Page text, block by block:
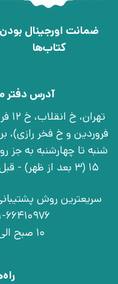
ضمانت اورجینال بودن
کتاب‌ها
آدرس دفتر
15 (3 بعد از ظهر) - قبل از تشریف آوردن تماس بگیرید
سریعترین روش
021-66410976 | 09030925756
10 صبح الی 15 (3 بعد از ظهر)